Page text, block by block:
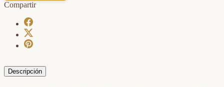
Compartir
Descripción